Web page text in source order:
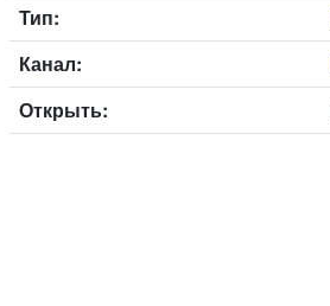
Тип:
Канал:
Открыть: